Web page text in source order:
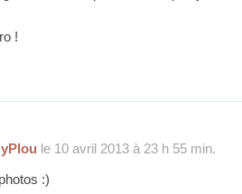
!
le 10 avril 2013 à 23 h 55 min.
:)